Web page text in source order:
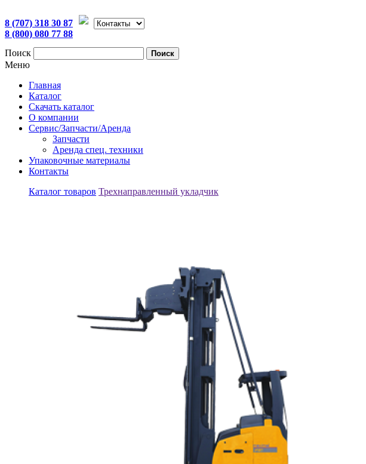
8 (707) 318 30 87
8 (800) 080 77 88
Поиск
Поиск
Меню
Главная
Каталог
Скачать каталог
О компании
Сервис/Запчасти/Аренда
Запчасти
Аренда спец. техники
Упаковочные материалы
Контакты
Каталог товаров Трехнаправленный укладчик